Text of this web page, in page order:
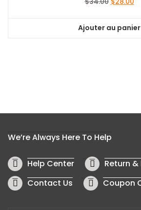
était :
Ajouter au panier
We’re Always Here To Help
Help Center
Return &
Contact Us
Coupon